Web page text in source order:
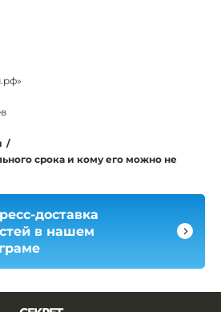
/
срока и кому его можно не
доставка
в нашем